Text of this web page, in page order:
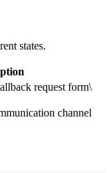
states.
request form\
channel